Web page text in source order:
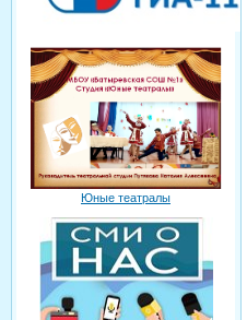
Юные театралы